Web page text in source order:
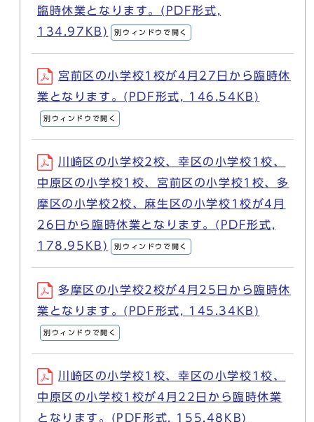
臨時休業となります。(PDF形式,
134.97KB)
別ウィンドウで開く
宮前区の小学校1校が4月27日から臨時休
業となります。(PDF形式, 146.54KB)
別ウィンドウで開く
川崎区の小学校2校、幸区の小学校1校、
中原区の小学校1校、宮前区の小学校1校、多
摩区の小学校2校、麻生区の小学校1校が4月
26日から臨時休業となります。(PDF形式,
178.95KB)
別ウィンドウで開く
多摩区の小学校2校が4月25日から臨時休
業となります。(PDF形式, 145.34KB)
別ウィンドウで開く
川崎区の小学校1校、幸区の小学校1校、
中原区の小学校1校が4月22日から臨時休業
となります。(PDF形式, 155.48KB)